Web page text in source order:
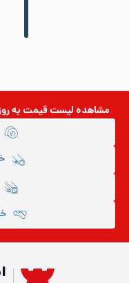
مشاهده لیست قیمت به